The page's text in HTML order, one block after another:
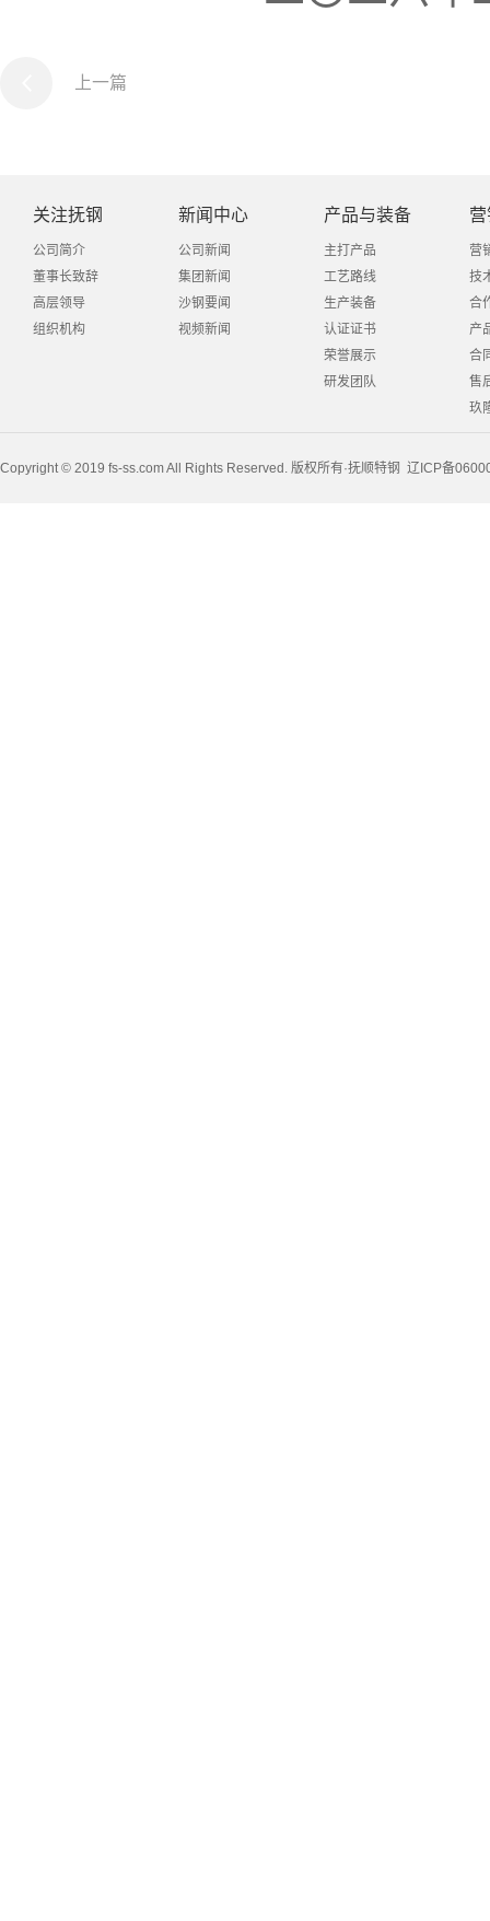
上一篇
关注抚钢
公司简介
董事长致辞
高层领导
组织机构
新闻中心
公司新闻
集团新闻
沙钢要闻
视频新闻
产品与装备
主打产品
工艺路线
生产装备
认证证书
荣誉展示
研发团队
营
技
合
产
合
售
玖
Copyright © 2019 fs-ss.com All Rights Reserved. 版权所有·抚顺特钢 辽ICP备